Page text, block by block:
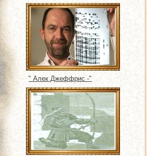
" Алек Джеффрис -"